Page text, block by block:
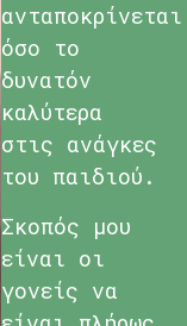
ανταποκρίνεται
όσο το
δυνατόν
καλύτερα
στις ανάγκες
του παιδιού.
Σκοπός μου
είναι οι
γονείς να